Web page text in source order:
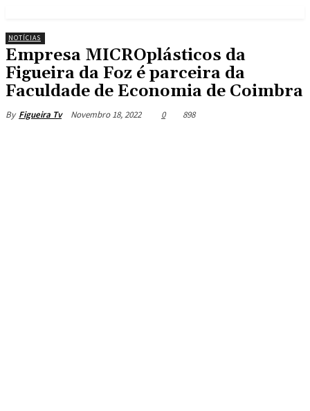
NOTÍCIAS
Empresa MICROplásticos da
Figueira da Foz é parceira da
Faculdade de Economia de Coimbra
By Figueira Tv Novembro 18, 2022 0 898